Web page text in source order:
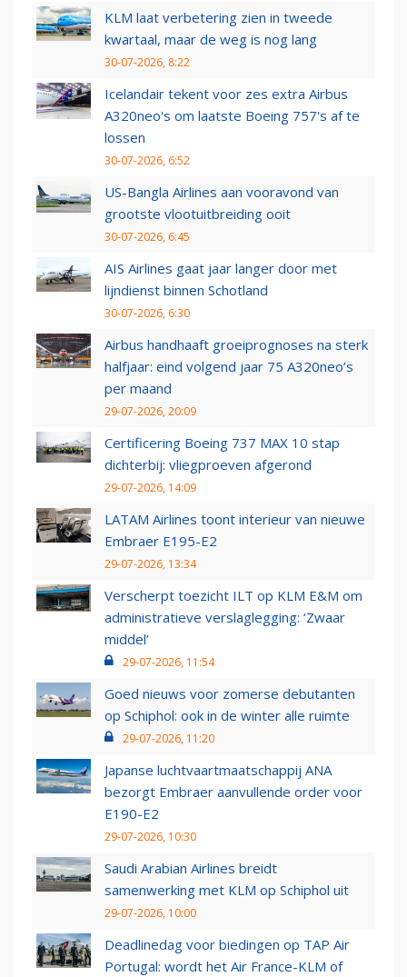
KLM laat verbetering zien in tweede
kwartaal, maar de weg is nog lang
30-07-2026, 8:22
Icelandair tekent voor zes extra Airbus
A320neo's om laatste Boeing 757's af te
lossen
30-07-2026, 6:52
US-Bangla Airlines aan vooravond van
grootste vlootuitbreiding ooit
30-07-2026, 6:45
AIS Airlines gaat jaar langer door met
lijndienst binnen Schotland
30-07-2026, 6:30
Airbus handhaaft groeiprognoses na sterk
halfjaar: eind volgend jaar 75 A320neo’s
per maand
29-07-2026, 20:09
Certificering Boeing 737 MAX 10 stap
dichterbij: vliegproeven afgerond
29-07-2026, 14:09
LATAM Airlines toont interieur van nieuwe
Embraer E195-E2
29-07-2026, 13:34
Verscherpt toezicht ILT op KLM E&M om
administratieve verslaglegging: ‘Zwaar
middel’
29-07-2026, 11:54
Goed nieuws voor zomerse debutanten
op Schiphol: ook in de winter alle ruimte
29-07-2026, 11:20
Japanse luchtvaartmaatschappij ANA
bezorgt Embraer aanvullende order voor
E190-E2
29-07-2026, 10:30
Saudi Arabian Airlines breidt
samenwerking met KLM op Schiphol uit
29-07-2026, 10:00
Deadlinedag voor biedingen op TAP Air
Portugal: wordt het Air France-KLM of